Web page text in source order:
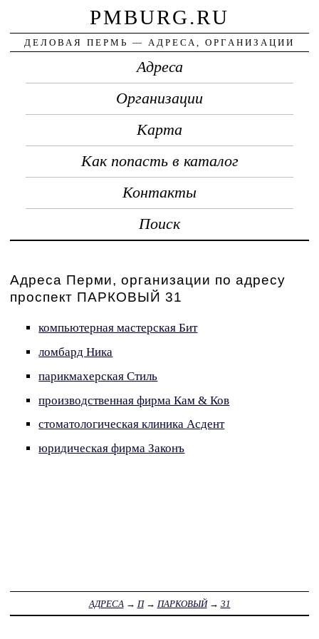
PMBURG.RU
ДЕЛОВАЯ ПЕРМЬ — АДРЕСА, ОРГАНИЗАЦИИ
Адреса
Организации
Карта
Как попасть в каталог
Контакты
Поиск
Адреса Перми, организации по адресу
проспект ПАРКОВЫЙ 31
компьютерная мастерская Бит
ломбард Ника
парикмахерская Стиль
производственная фирма Кам & Ков
стоматологическая клиника Асдент
юридическая фирма Законъ
АДРЕСА → П→ ПАРКОВЫЙ→ 31